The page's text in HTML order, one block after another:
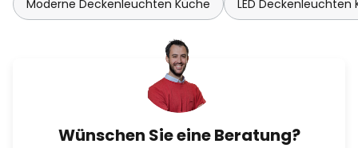
Moderne Deckenleuchten Küche LED Deckenleuchten
Wünschen Sie eine Beratung?